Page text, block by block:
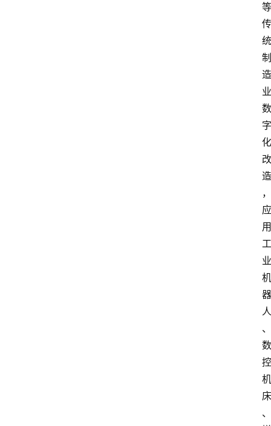
等
传
统
制
造
业
数
字
化
改
造
，
应
用
工
业
机
器
人
、
数
控
机
床
、